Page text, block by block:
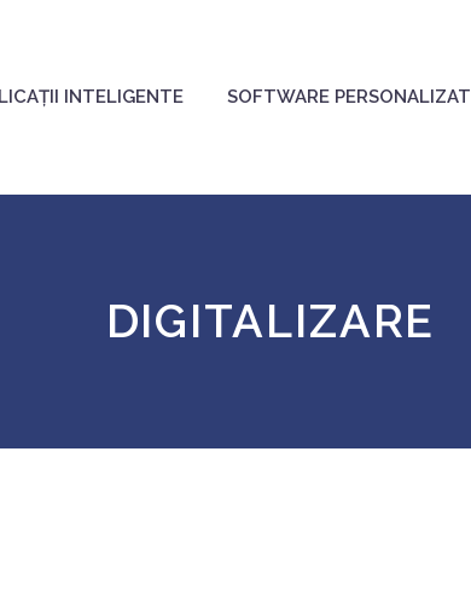
INTELIGENTE SOFTWARE PERSONALIZAT
DIGITALIZARE